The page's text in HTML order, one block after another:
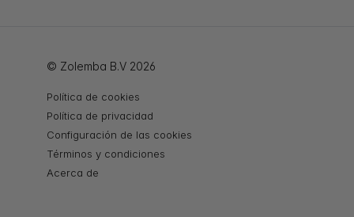
© Zolemba B.V 2026
Política de cookies
Política de privacidad
Configuración de las cookies
Términos y condiciones
Acerca de